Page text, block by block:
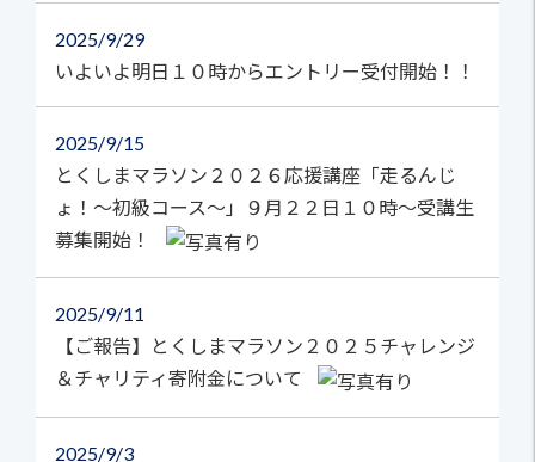
2025 9/29
いよいよ明日１０時からエントリー受付開始！！
2025 9/15
とくしまマラソン２０２６応援講座「走るんじ
ょ！～初級コース～」９月２２日１０時～受講生
募集開始！
2025 9/11
【ご報告】とくしまマラソン２０２５チャレンジ
＆チャリティ寄附金について
2025 9/3